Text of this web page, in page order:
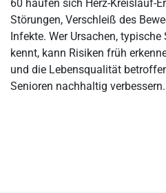
60 häufen sich Herz-Kreislauf-
Störungen, Verschleiß des
Infekte. Wer Ursachen,
kennt, kann Risiken früh
und die Lebensqualität
Senioren nachhaltig verbessern.